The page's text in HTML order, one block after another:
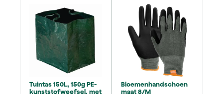
Tuintas 150L, 150g PE-
kunststofweefsel, met
Bloemenhandschoen
maat 8/M